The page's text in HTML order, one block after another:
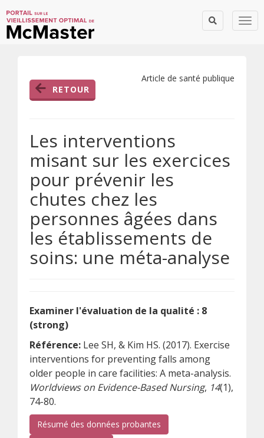
RETOUR
Article de santé publique
Les interventions
misant sur les exercices
pour prévenir les
chutes chez les
personnes âgées dans
les établissements de
soins: une méta-analyse
Examiner l'évaluation de la qualité : 8
(strong)
Référence: Lee SH, & Kim HS. (2017). Exercise
interventions for preventing falls among
older people in care facilities: A meta-analysis.
Worldviews on Evidence-Based Nursing, 14(1),
74-80.
Résumé des données probantes